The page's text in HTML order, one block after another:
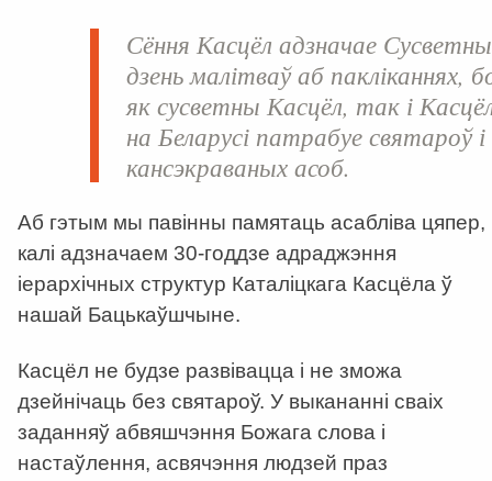
Сёння Касцёл адзначае Сусветны
дзень малітваў аб пакліканнях,
як сусветны Касцёл, так і
на Беларусі патрабуе святароў і
кансэкраваных асоб.
Аб гэтым мы павінны памятаць асабліва цяпер,
калі адзначаем 30-годдзе адраджэння
іерархічных структур Каталіцкага Касцёла ў
нашай Бацькаўшчыне.
Касцёл не будзе развівацца і не зможа
дзейнічаць без святароў. У выкананні сваіх
заданняў абвяшчэння Божага слова і
настаўлення, асвячэння людзей праз